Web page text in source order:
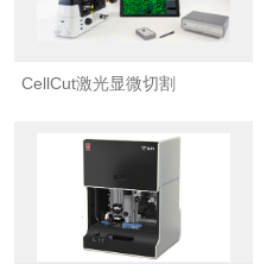
CellCut激光显微切割